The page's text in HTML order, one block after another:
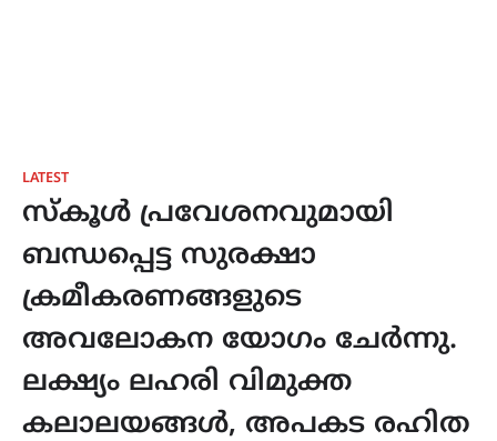
LATEST
സ്കൂൾ പ്രവേശനവുമായി
ബന്ധപ്പെട്ട സുരക്ഷാ
ക്രമീകരണങ്ങളുടെ
അവലോകന യോഗം ചേർന്നു.
ലക്ഷ്യം ലഹരി വിമുക്ത
കലാലയങ്ങൾ, അപകട രഹിത